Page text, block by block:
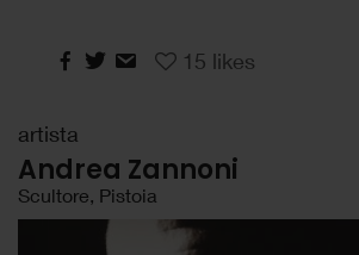
15 likes
artista
Andrea Zannoni
Scultore, Pistoia